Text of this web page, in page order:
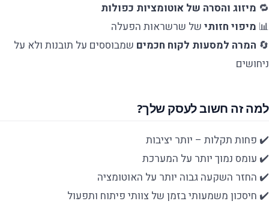
🔁 מיזוג והסרה של אוטומציות כפולות
📊 מיפוי חזותי של שרשראות הפעלה
🔄 המרה למסעות לקוח חכמים שמבוססים על תובנות ולא על
ניחושים
למה זה חשוב לעסק שלך?
✔️ פחות תקלות – יותר יציבות
✔️ עומס נמוך יותר על המערכת
✔️ החזר השקעה גבוה יותר על האוטומציה
✔️ חיסכון משמעותי בזמן של צוותי פיתוח ותפעול